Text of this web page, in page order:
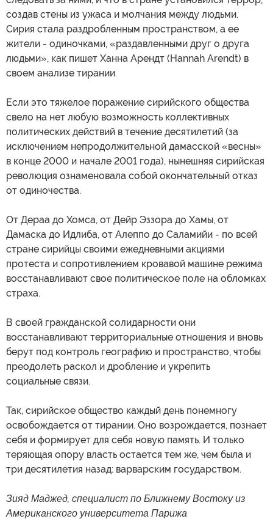
создав стены из ужаса и молчания между людьми.
Сирия стала раздробленным пространством, а ее
жители - одиночками, «раздавленными друг о друга
людьми», как пишет Ханна Арендт (Hannah Arendt) в
своем анализе тирании.
Если это тяжелое поражение сирийского общества
свело на нет любую возможность коллективных
политических действий в течение десятилетий (за
исключением непродолжительной дамасской «весны»
в конце 2000 и начале 2001 года), нынешняя сирийская
революция ознаменовала собой окончательный отказ
от одиночества.
От Дераа до Хомса, от Дейр Эззора до Хамы, от
Дамаска до Идлиба, от Алеппо до Саламийи - по всей
стране сирийцы своими ежедневными акциями
протеста и сопротивлением кровавой машине режима
восстанавливают свое политическое поле на обломках
страха.
В своей гражданской солидарности они
восстанавливают территориальные отношения и вновь
берут под контроль географию и пространство, чтобы
преодолеть раскол и дробление и укрепить
социальные связи.
Так, сирийское общество каждый день понемногу
освобождается от тирании. Оно возрождается, познает
себя и формирует для себя новую память. И только
теряющая опору власть остается тем же, чем была и
три десятилетия назад: варварским государством.
Зияд Маджед, специалист по Ближнему Востоку из
Американского университета Парижа